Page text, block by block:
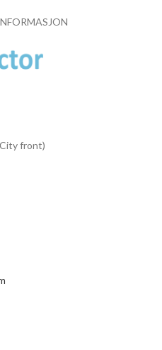
front)